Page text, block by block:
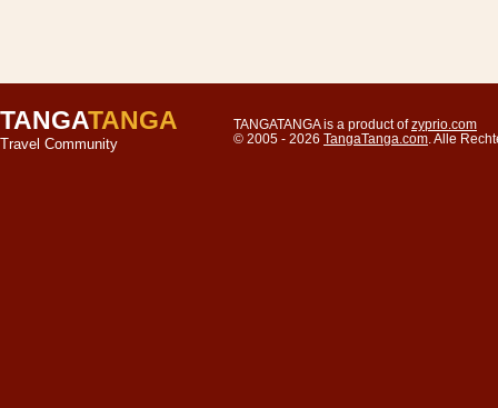
TANGATANGA
Travel Community
TANGATANGA is a product ofzyprio.com
© 2005 - 2026 TangaTanga.com . Alle